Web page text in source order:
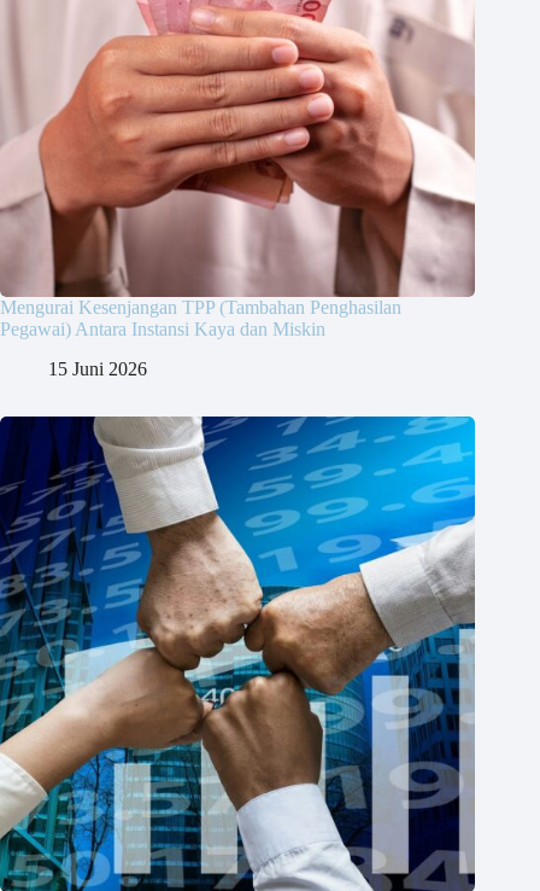
Mengurai Kesenjangan TPP (Tambahan Penghasilan
Pegawai) Antara Instansi Kaya dan Miskin
15 Juni 2026